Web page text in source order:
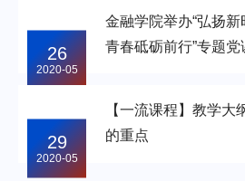
26
2020-05
金融学院举办“弘扬新
青春砥砺前行”专题党
29
2020-05
【一流课程】教学
的重点